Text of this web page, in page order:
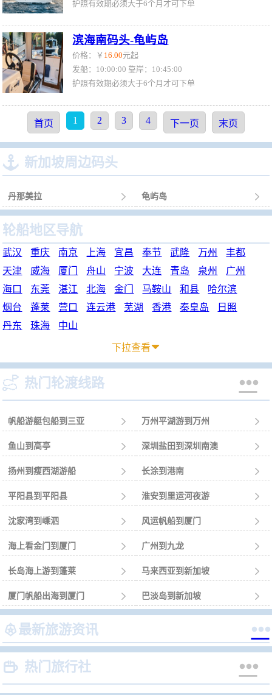
护照有效期必须大于6个月才可下单
滨海南码头-龟屿岛
价格：￥ 16.00元起
发船：10:00:00 靠岸：10:45:00
护照有效期必须大于6个月才可下单
首页 1 2 3 4 下一页 末页
 新加坡周边码头
丹那美拉  龟屿岛 
轮船地区导航
武汉 重庆 南京 上海 宜昌 奉节 武隆 万州
丰都
天津
威海 厦门 舟山 宁波 大连 青岛 泉州
广州
海口
东莞 湛江 北海 金门 马鞍山 和县
哈尔滨
烟台
蓬莱 营口 连云港 芜湖 香港 秦皇岛
日照
丹东
珠海 中山
下拉查看
 热门轮渡线路 
帆船游艇包船到三亚  万州平湖游到万州 
鱼山到高亭  深圳盐田到深圳南澳 
扬州到瘦西湖游船  长涂到港南 
平阳县到平阳县  淮安到里运河夜游 
沈家湾到嵊泗  风运帆船到厦门 
海上看金门到厦门  广州到九龙 
长岛海上游到蓬莱  马来西亚到新加坡 
厦门帆船出海到厦门  巴淡岛到新加坡 
最新旅游资讯 
 热门旅行社 